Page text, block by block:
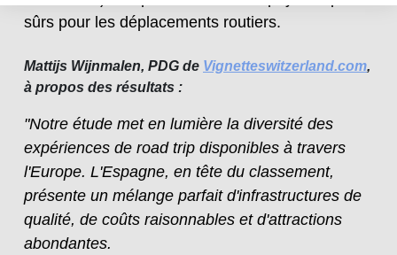
sûrs pour les déplacements routiers.
Mattijs Wijnmalen, PDG de Vignetteswitzerland.com,
à propos des résultats :
"Notre étude met en lumière la diversité des
expériences de road trip disponibles à travers
l'Europe. L'Espagne, en tête du classement,
présente un mélange parfait d'infrastructures de
qualité, de coûts raisonnables et d'attractions
abondantes.